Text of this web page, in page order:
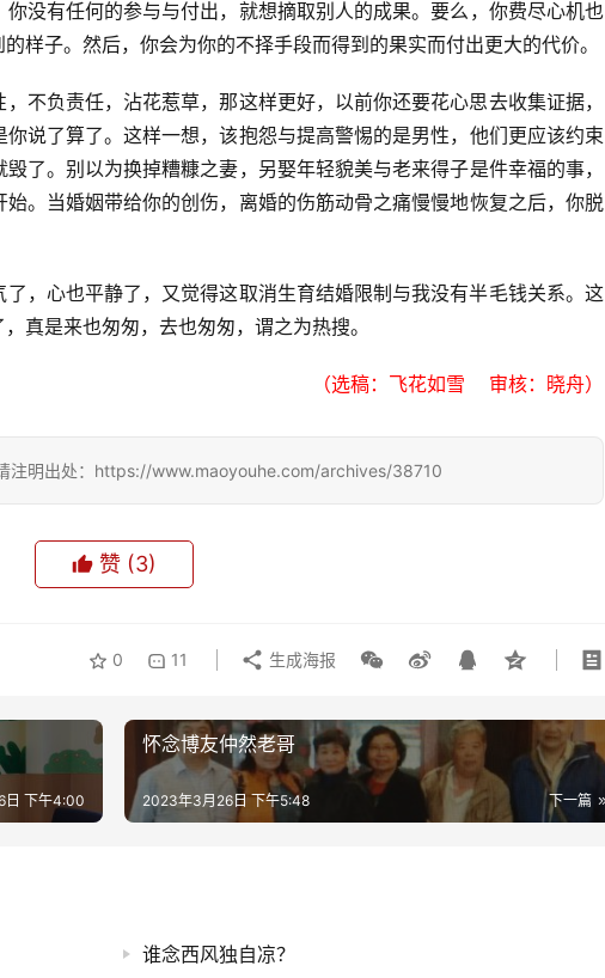
没有任何的参与与付出，就想摘取别人的成果。要么，你费尽心机也
样子。然后，你会为你的不择手段而得到的果实而付出更大的代价。
不负责任，沾花惹草，那这样更好，以前你还要花心思去收集证据，
说了算了。这样一想，该抱怨与提高警惕的是男性，他们更应该约束
了。别以为换掉糟糠之妻，另娶年轻貌美与老来得子是件幸福的事，
。当婚姻带给你的创伤，离婚的伤筋动骨之痛慢慢地恢复之后，你脱
，心也平静了，又觉得这取消生育结婚限制与我没有半毛钱关系。这
真是来也匆匆，去也匆匆，谓之为热搜。
（选稿：飞花如雪    审核：晓舟）
注明出处：https://www.maoyouhe.com/archives/38710
赞 (3)
0 11 生成海报
日 下午4:00
怀念博友仲然老哥
下一篇
2023年3月26日 下午5:48
谁念西风独自凉？